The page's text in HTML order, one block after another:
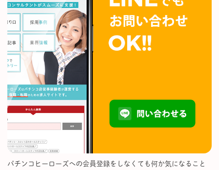
パチンコヒーローズへの会員登録をしなくても何か気になること